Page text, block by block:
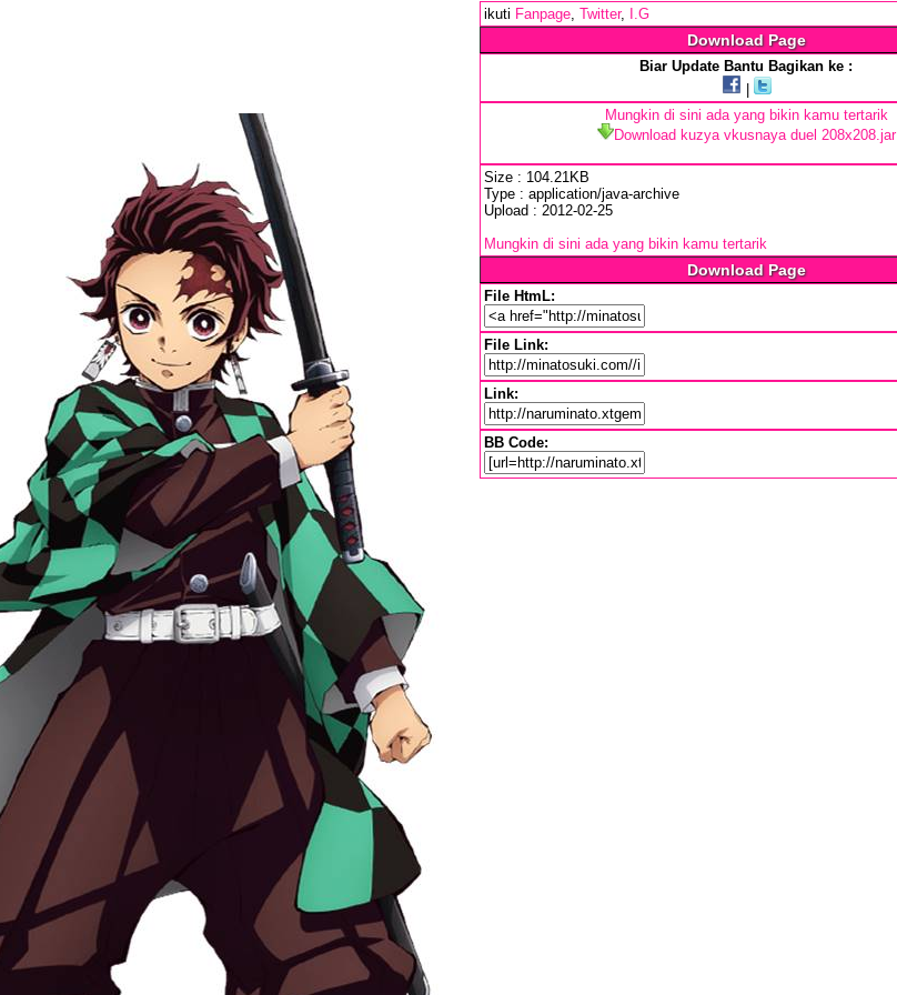
ikuti Fanpage, Twitter, I.G
Download Page
Biar Update Bantu Bagikan ke :
Mungkin di sini ada yang bikin kamu tertarik
Download kuzya vkusnaya duel 208x208.jar
Size : 104.21KB
Type : application/java-archive
Upload : 2012-02-25
Mungkin di sini ada yang bikin kamu tertarik
Download Page
File HtmL:
File Link:
Link:
BB Code: